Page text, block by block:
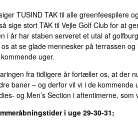
TUSIND TAK til alle greenfeespilere
sige stort TAK til Vejle Golf Club for at
i år har staben serveret et utal af
at se glade mennesker på terrassen
uger.
fra tidligere år fortæller os, at der
baner – og derfor vil vi i de
og Men’s Section i aftentimerne, som
i uge 29-30-31;